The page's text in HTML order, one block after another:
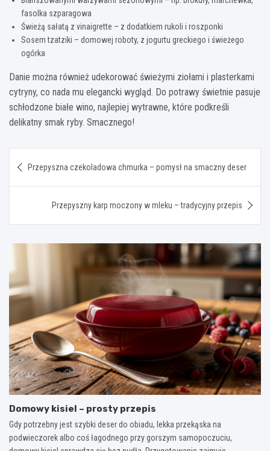
fasolka szparagowa
Świeżą sałatą z vinaigrette – z dodatkiem rukoli i roszponki
Sosem tzatziki – domowej roboty, z jogurtu greckiego i świeżego
ogórka
Danie można również udekorować świeżymi ziołami i plasterkami
cytryny, co nada mu elegancki wygląd. Do potrawy świetnie pasuje
schłodzone białe wino, najlepiej wytrawne, które podkreśli
delikatny smak ryby. Smacznego!
wpisu
Przepyszna czekoladowa chmurka – pomysł na smaczny deser
Przepyszny karp moczony w mleku – tradycyjny przepis
Domowy kisiel – prosty przepis
Gdy potrzebny jest szybki deser do obiadu, lekka przekąska na
podwieczorek albo coś łagodnego przy gorszym samopoczuciu,